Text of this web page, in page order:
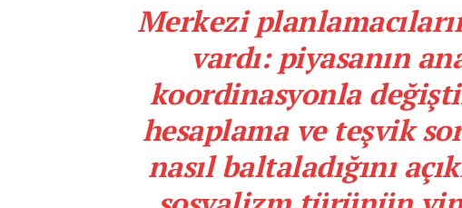
Merkezi
vardı: piyasanın
koordinasyonla
hesaplama ve teşvik
nasıl baltaladığını